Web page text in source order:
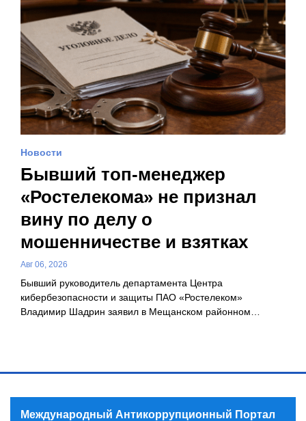
Новости
Бывший топ-менеджер
«Ростелекома» не признал
вину по делу о
мошенничестве и взятках
Авг 06, 2026
Бывший руководитель департамента Центра
кибербезопасности и защиты ПАО «Ростелеком»
Владимир Шадрин заявил в Мещанском районном…
Международный Антикоррупционный Портал